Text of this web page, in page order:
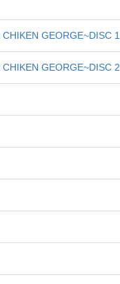
GEORGE~DISC 1
GEORGE~DISC 2